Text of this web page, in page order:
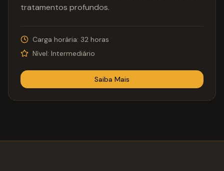
tratamentos profundos.
Carga horária: 32 horas
Nível: Intermediário
Saiba Mais